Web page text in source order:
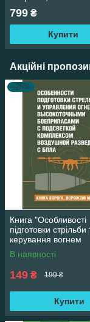
БПЛА ВСУ","
протидії малим"
799 ₴
Купити
Акційні
–25%
Книга "Особливості
підготовки стрільби
керування вогнем
високоточними
боєприпасами з
В наявності
149 ₴ 199 ₴
Купити